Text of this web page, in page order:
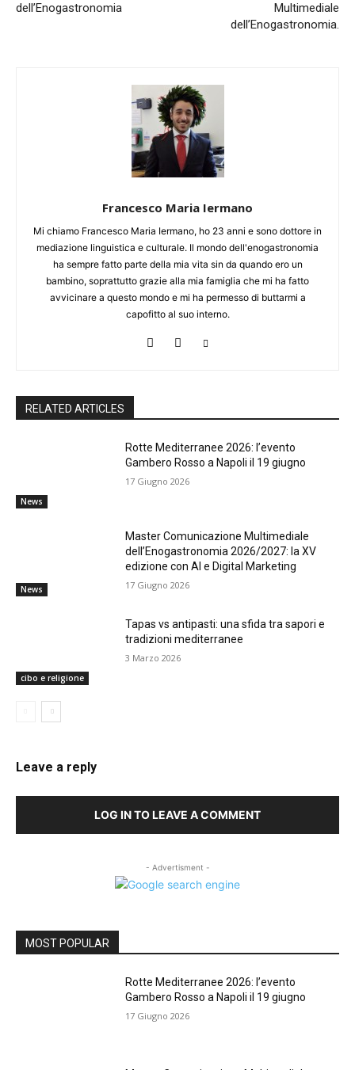
dell’Enogastronomia
Multimediale
dell’Enogastronomia.
Francesco Maria Iermano
Mi chiamo Francesco Maria Iermano, ho 23 anni e sono dottore in
mediazione linguistica e culturale. Il mondo dell'enogastronomia
ha sempre fatto parte della mia vita sin da quando ero un
bambino, soprattutto grazie alla mia famiglia che mi ha fatto
avvicinare a questo mondo e mi ha permesso di buttarmi a
capofitto al suo interno.
RELATED ARTICLES
News
Rotte Mediterranee 2026: l’evento
Gambero Rosso a Napoli il 19 giugno
17 Giugno 2026
News
Master Comunicazione Multimediale
dell’Enogastronomia 2026/2027: la XV
edizione con AI e Digital Marketing
17 Giugno 2026
cibo e religione
Tapas vs antipasti: una sfida tra sapori e
tradizioni mediterranee
3 Marzo 2026
Leave a reply
LOG IN TO LEAVE A COMMENT
- Advertisment -
MOST POPULAR
Rotte Mediterranee 2026: l’evento
Gambero Rosso a Napoli il 19 giugno
17 Giugno 2026